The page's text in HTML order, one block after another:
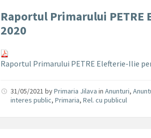
Raportul Primarului
2020
Raportul Primarului PETRE Elefterie-Ilie
31/05/2021byPrimaria Jilava inAnunturi,
interes public,Primaria,Rel. cu publicul